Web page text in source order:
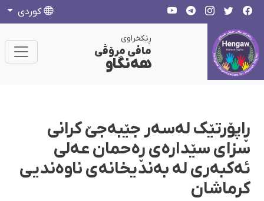
كوردی
ڕێکخراوی
مافی مرۆڤی
هەنگاو
ڕاپۆرتێک لەسەر جێبەجێ کرانی
سزای سێدارەی ڕەحمان عەلی
ئەکبەری لە بەندیخانەی ناوەندیی
کرماشان